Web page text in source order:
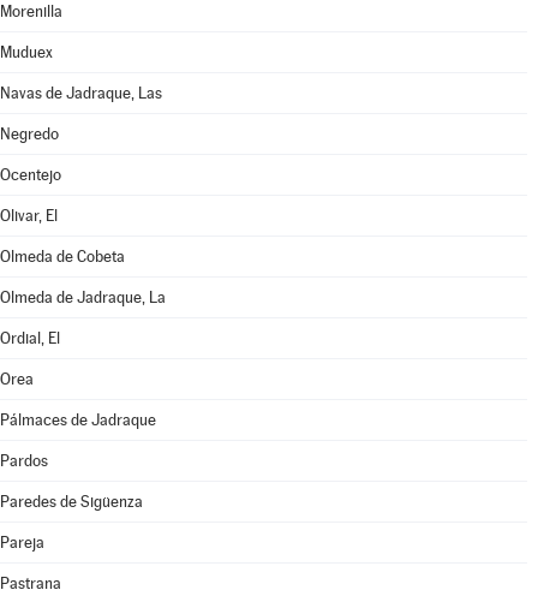
Morenilla
Muduex
Navas de Jadraque, Las
Negredo
Ocentejo
Olivar, El
Olmeda de Cobeta
Olmeda de Jadraque, La
Ordial, El
Orea
Pálmaces de Jadraque
Pardos
Paredes de Sigüenza
Pareja
Pastrana